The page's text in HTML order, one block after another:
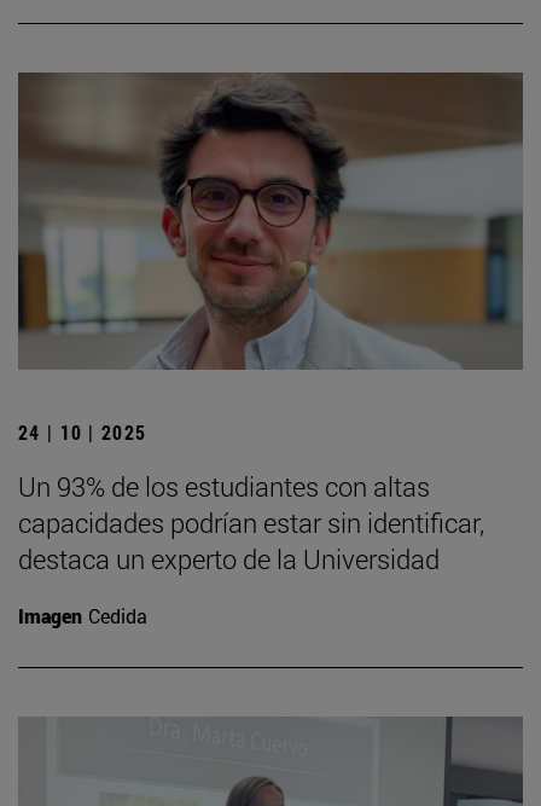
24 | 10 | 2025
Un 93% de los estudiantes con altas
capacidades podrían estar sin identificar,
destaca un experto de la Universidad
Imagen Cedida